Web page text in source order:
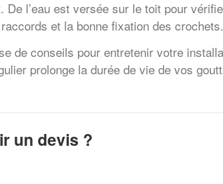
l’eau est versée sur le toit pour
et la bonne fixation des crochets.
conseils pour entretenir votre
prolonge la durée de vie de vos
un devis ?